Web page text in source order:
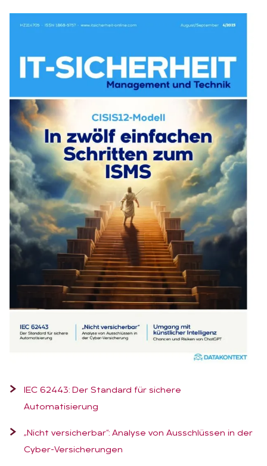
IEC 62443: Der Standard für sichere
Automatisierung
„Nicht versicherbar“: Analyse von Ausschlüssen in der
Cyber-Versicherungen